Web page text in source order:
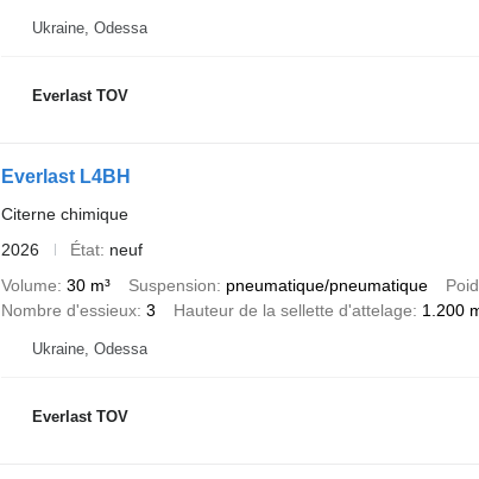
Ukraine, Odessa
Everlast TOV
Everlast L4BH
Citerne chimique
2026
État neuf
Volume 30 m³ Suspension pneumatique/pneumatique
Nombre d'essieux 3 Hauteur de la sellette d'attelage 1.200
Ukraine, Odessa
Everlast TOV